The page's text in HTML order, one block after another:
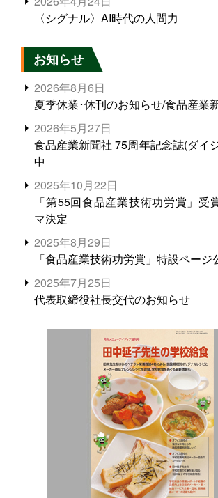
〈シグナル〉AI時代の人間力
お知らせ
2026年8月6日
夏季休業･休刊のお知らせ/食品産業
2026年5月27日
食品産業新聞社 75周年記念誌(ダイ
中
2025年10月22日
「第55回食品産業技術功労賞」受
マ決定
2025年8月29日
「食品産業技術功労賞」特設ペー
2025年7月25日
代表取締役社長交代のお知らせ